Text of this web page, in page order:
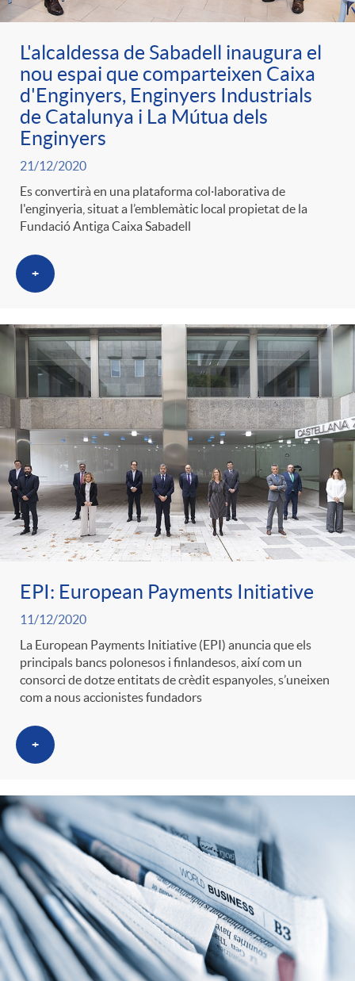
L'alcaldessa de Sabadell inaugura el
nou espai que comparteixen Caixa
d'Enginyers, Enginyers Industrials
de Catalunya i La Mútua dels
Enginyers
21/12/2020
Es convertirà en una plataforma col·laborativa de
l'enginyeria, situat a l’emblemàtic local propietat de la
Fundació Antiga Caixa Sabadell
+
EPI: European Payments Initiative
11/12/2020
La European Payments Initiative (EPI) anuncia que els
principals bancs polonesos i finlandesos, així com un
consorci de dotze entitats de crèdit espanyoles, s’uneixen
com a nous accionistes fundadors
+